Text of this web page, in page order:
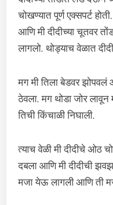
चोखण्यात पूर्ण एक्सपर्ट
आणि मी दीदीच्या चूतवर
लागलो. थोड्याच वेळात
मग मी तिला बेडवर
ठेवला. मग थोडा जोर
तिची किंचाळी निघाली.
त्याच वेळी मी दीदीचे ओठ
दबला आणि मी दीदीची
मजा येऊ लागली आणि ती